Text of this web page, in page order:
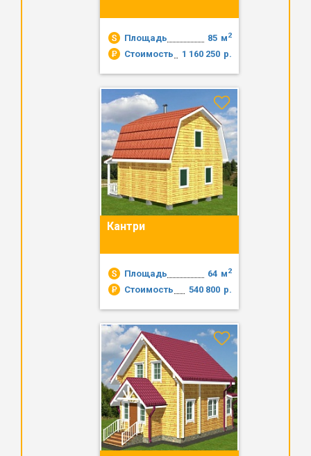
Площадь м2
85
Стоимость
р.
1 160 250
Кантри
Площадь м2
64
Стоимость
р.
540 800